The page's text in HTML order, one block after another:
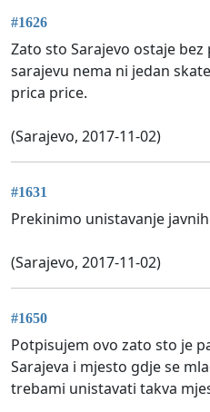
#1626
Zato sto Sarajevo ostaje
sarajevu nema ni jedan
prica price.
(Sarajevo, 2017-11-02)
#1631
Prekinimo unistavanje
(Sarajevo, 2017-11-02)
#1650
Potpisujem ovo zato sto je
Sarajeva i mjesto gdje se
trebami unistavati takva